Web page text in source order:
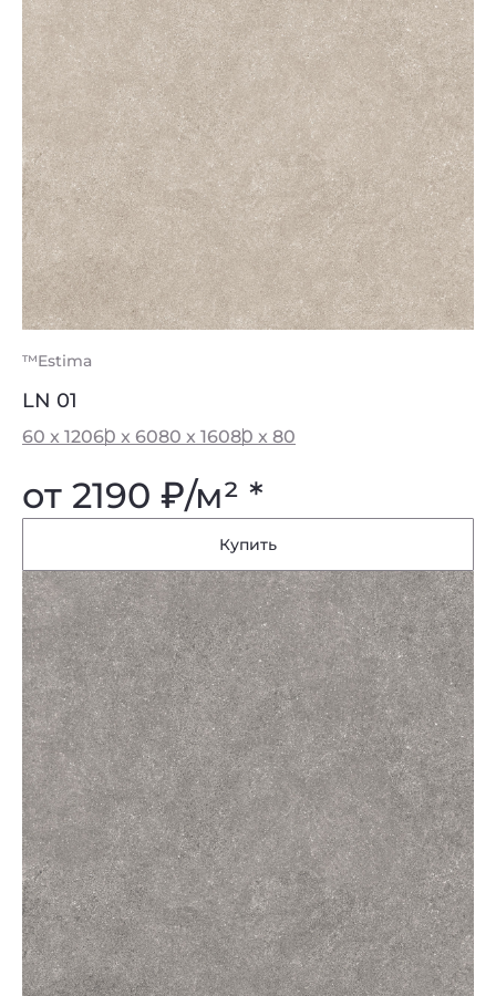
™Estima
LN 01
60 x 12060 x 6080 x 16080 x 80
от 2190 ₽/м² *
Купить